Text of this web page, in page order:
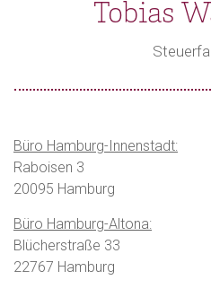
Tobias
Büro Hamburg-Innenstadt:
Raboisen 3
20095 Hamburg
Büro Hamburg-Altona:
Blücherstraße 33
22767 Hamburg